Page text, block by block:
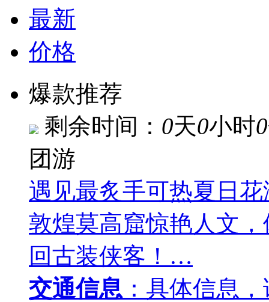
最新
价格
爆款推荐
剩余时间： 0天0小时0
团游
遇见最炙手可热夏日
敦煌莫高窟惊艳人文
回古装侠客！…
交通信息 ：具体信息